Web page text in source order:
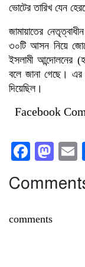
ভোটের তারিখ যেন
জামায়াতের
৩০টি আসন নিয়ে
ইসলামী আন্দোলনের
বলে জানা গেছে।
দিয়েছিল।
Facebook
comments